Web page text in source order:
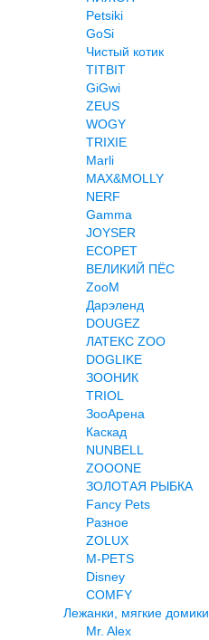
Petsiki
GoSi
Чистый котик
TITBIT
GiGwi
ZEUS
WOGY
TRIXIE
Marli
MAX&MOLLY
NERF
Gamma
JOYSER
ECOPET
ВЕЛИКИЙ ПЁС
ZooM
Дарэленд
DOUGEZ
ЛАТЕКС ZOO
DOGLIKE
ЗООНИК
TRIOL
ЗооАрена
Каскад
NUNBELL
ZOOONE
ЗОЛОТАЯ РЫБКА
Fancy Pets
Разное
ZOLUX
M-PETS
Disney
COMFY
Лежанки, мягкие домики
Mr. Alex